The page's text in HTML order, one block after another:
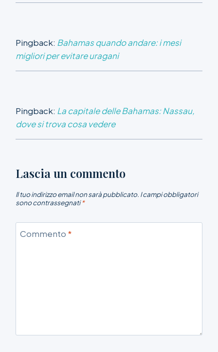
Pingback: Bahamas quando andare: i mesi
migliori per evitare uragani
Pingback: La capitale delle Bahamas: Nassau,
dove si trova cosa vedere
Lascia un commento
Il tuo indirizzo email non sarà pubblicato. I campi obbligatori
sono contrassegnati*
Commento *